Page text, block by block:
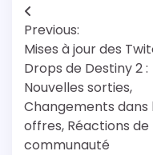
Post
navigation
Previous:
Mises à jour des
Drops de Destiny 2 :
Nouvelles sorties,
Changements dans
offres, Réactions de
communauté